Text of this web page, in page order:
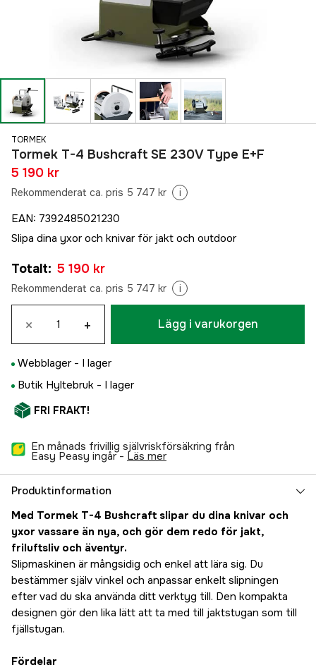
TORMEK
Tormek T-4 Bushcraft SE 230V Type E+F
5 190 kr
Rekommenderat ca. pris 5 747 kr i
EAN: 7392485021230
Slipa dina yxor och knivar för jakt och outdoor
Totalt: 5 190 kr
Rekommenderat ca. pris 5 747 kr i
× + Lägg i varukorgen
Webblager - I lager
Butik Hyltebruk - I lager
FRI FRAKT!
En månads frivillig självriskförsäkring från
Easy Peasy ingår - läs mer
Produktinformation
Med Tormek T-4 Bushcraft slipar du dina knivar och
yxor vassare än nya, och gör dem redo för jakt,
friluftsliv och äventyr.
Slipmaskinen är mångsidig och enkel att lära sig. Du
bestämmer själv vinkel och anpassar enkelt slipningen
efter vad du ska använda ditt verktyg till. Den kompakta
designen gör den lika lätt att ta med till jaktstugan som till
fjällstugan.
Fördelar